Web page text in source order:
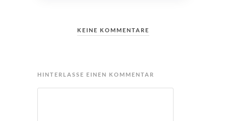
KEINE KOMMENTARE
HINTERLASSE EINEN KOMMENTAR